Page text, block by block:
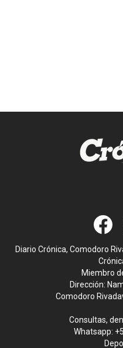
Diario Crónica, Comodoro
Miembro
Dirección:
Comodoro
Consultas,
Whatsapp: